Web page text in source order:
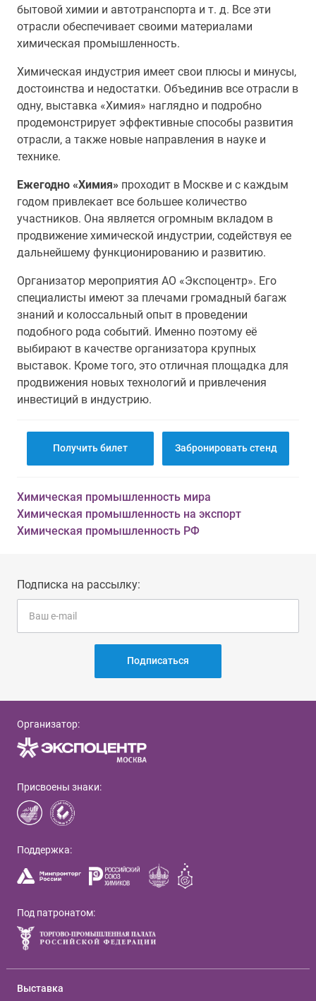
бытовой химии и автотранспорта и т. д. Все эти
отрасли обеспечивает своими материалами
химическая промышленность.
Химическая индустрия имеет свои плюсы и минусы,
достоинства и недостатки. Объединив все отрасли в
одну, выставка «Химия» наглядно и подробно
продемонстрирует эффективные способы развития
отрасли, а также новые направления в науке и
технике.
Ежегодно «Химия» проходит в Москве и с каждым
годом привлекает все большее количество
участников. Она является огромным вкладом в
продвижение химической индустрии, содействуя ее
дальнейшему функционированию и развитию.
Организатор мероприятия АО «Экспоцентр». Его
специалисты имеют за плечами громадный багаж
знаний и колоссальный опыт в проведении
подобного рода событий. Именно поэтому её
выбирают в качестве организатора крупных
выставок. Кроме того, это отличная площадка для
продвижения новых технологий и привлечения
инвестиций в индустрию.
Получить билет Забронировать стенд
Химическая промышленность мира
Химическая промышленность на экспорт
Химическая промышленность РФ
Подписка на рассылку:
Подписаться
Организатор:
Присвоены знаки:
Поддержка:
Под патронатом:
Выставка